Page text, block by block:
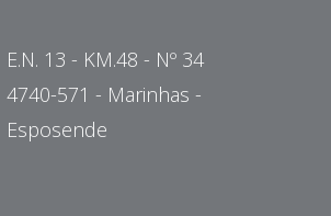
E.N. 13 - KM.48 - Nº 34
4740-571 - Marinhas -
Esposende